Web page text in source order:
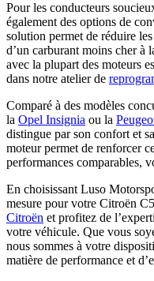
Pour les conducteurs
également des options de
solution permet de réduire
d’un carburant moins cher à
avec la plupart des moteurs
dans notre atelier de
Comparé à des modèles
la Opel Insignia ou la
distingue par son confort et
moteur permet de renforcer
performances comparables,
En choisissant Luso
mesure pour votre Citroën
Citroën et profitez de
votre véhicule. Que vous
nous sommes à votre
matière de performance et